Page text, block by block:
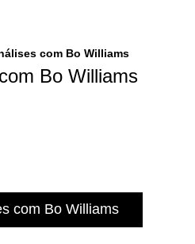
com Bo Williams
Bo Williams
com Bo Williams